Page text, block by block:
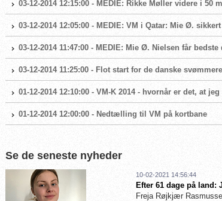
03-12-2014 12:15:00 - MEDIE: Rikke Møller videre i 50
03-12-2014 12:05:00 - MEDIE: VM i Qatar: Mie Ø.
03-12-2014 11:47:00 - MEDIE: Mie Ø. Nielsen får bedste
03-12-2014 11:25:00 - Flot start for de danske
01-12-2014 12:10:00 - VM-K 2014 - hvornår er det, at
01-12-2014 12:00:00 - Nedtælling til VM på kortbane
Se de seneste nyheder
10-02-2021 14:56:44
Efter 61 dage på
Freja Røjkjær